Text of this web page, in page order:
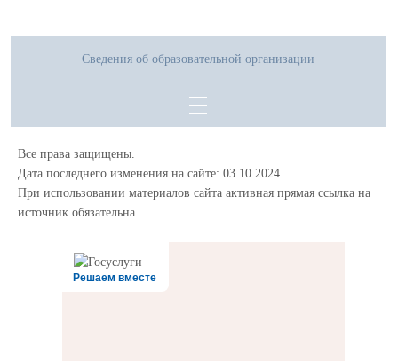
Сведения об образовательной организации
Все права защищены.
Дата последнего изменения на сайте: 03.10.2024
При использовании материалов сайта активная прямая ссылка на
источник обязательна
Решаем вместе